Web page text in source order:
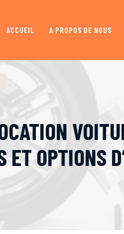
ACCUEIL A PROPOS DE NOUS
ET OPTIONS